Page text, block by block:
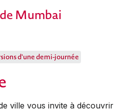
Mumbai
d'une demi-journée
ville vous invite à découvrir